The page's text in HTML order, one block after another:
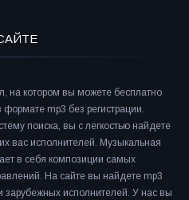
на котором вы можете бесплатно
формате mp3 без регистрации.
поиска, вы с легкостью найдете
вас исполнителей. Музыкальная
в себя композиции самых
На сайте вы найдете mp3
зарубежных исполнителей. У нас вы